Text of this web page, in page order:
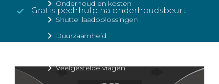
Onderhoud en kosten
Shuttel laadoplossingen
Duurzaamheid
Veelgestelde vragen
Gratis pechhulp na onderhoudsbeurt